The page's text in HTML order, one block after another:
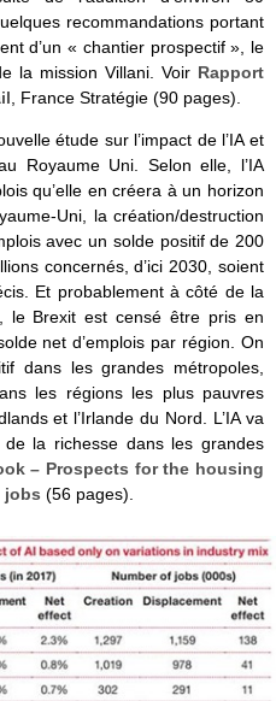
recommandations portant
d’un « chantier prospectif », le
la mission Villani. Voir Rapport
, France Stratégie (90 pages).
étude sur l’impact de l’IA et
Royaume Uni. Selon elle, l’IA
qu’elle en créera à un horizon
Uni, la création/destruction
avec un solde positif de 200
concernés, d’ici 2030, soient
Et probablement à côté de la
le Brexit est censé être pris en
net d’emplois par région. On
dans les grandes métropoles,
les régions les plus pauvres
et l’Irlande du Nord. L’IA va
la richesse dans les grandes
– Prospects for the housing
jobs (56 pages).